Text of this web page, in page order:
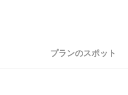
プランのスポット